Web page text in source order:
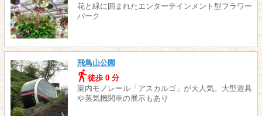
花と緑に囲まれたエンターテインメント型フラワー
パーク
飛鳥山公園
徒歩 0 分
園内モノレール「アスカルゴ」が大人気。大型遊具
や蒸気機関車の展示もあり